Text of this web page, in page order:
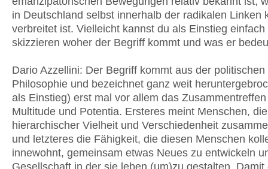
in Deutschland selbst innerhalb der radikalen Linken
verbreitet ist. Vielleicht kannst du als Einstieg einfach
skizzieren woher der Begriff kommt und was er
Dario Azzellini: Der Begriff kommt aus der politischen
Philosophie und bezeichnet ganz weit
als Einstieg) erst mal vor allem das
Multitude und Potentia. Ersteres meint Menschen,
hierarchischer Vielheit und Verschiedenheit
und letzteres die Fähigkeit, die diesen Menschen
innewohnt, gemeinsam etwas Neues zu entwickeln
Gesellschaft in der sie leben (um)zu gestalten. Damit